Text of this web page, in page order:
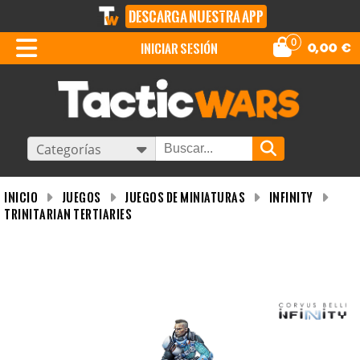
DESCARGA NUESTRA APP
0 0,00 €
iniciar sesión
Categorías
INICIO Juegos Juegos de miniaturas
Infinity
Trinitarian Tertiaries